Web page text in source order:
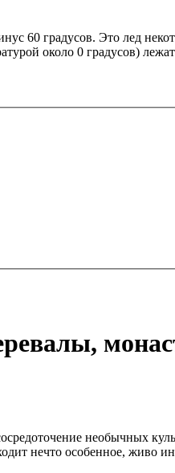
60 градусов. Это лед
около 0 градусов)
необычных
нечто особенное, живо